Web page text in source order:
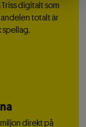
digitalt som
totalt är
spellag.
miljon direkt på